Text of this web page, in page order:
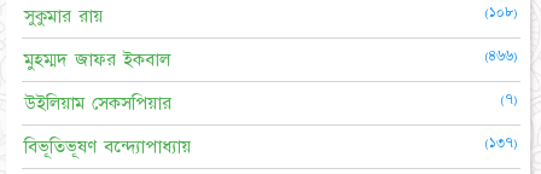
সুকুমার রায় (১০৮)
মুহম্মদ জাফর ইকবাল (৪৬৬)
উইলিয়াম সেকসপিয়ার (৭)
বিভূতিভূষণ বন্দ্যোপাধ্যায় (১৩৭)